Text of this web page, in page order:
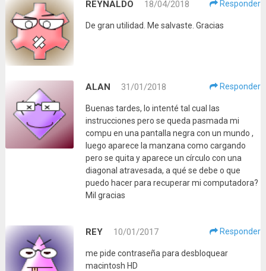
REYNALDO 18/04/2018 Responder
De gran utilidad. Me salvaste. Gracias
ALAN 31/01/2018 Responder
Buenas tardes, lo intenté tal cual las
instrucciones pero se queda pasmada mi
compu en una pantalla negra con un mundo ,
luego aparece la manzana como cargando
pero se quita y aparece un círculo con una
diagonal atravesada, a qué se debe o que
puedo hacer para recuperar mi computadora?
Mil gracias
REY 10/01/2017 Responder
me pide contraseña para desbloquear
macintosh HD